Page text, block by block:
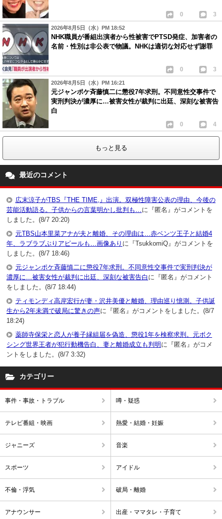
0 3
2026年8月5日（水）PM 18:52
NHK職員が番組出演者から性被害でPTSD発症、加害者の
名前・性別は非公表で物議。NHKは適切な対応せず謝罪
0 3
2026年8月5日（水）PM 16:21
元ジャンポケ斉藤慎二に懲役7年求刑。不同意性交事件で
実刑判決が濃厚に…被害女性が裁判に出廷、深刻な被害告
白
0 4
もっと見る
最近のコメント
広末涼子がTBS『THE TIME,』出演。双極性障害公表の理由、今後の
芸能活動語る。子供からの言葉明かし批判も… に『匿名』がコメントを
しました。(8/7 20:20)
元TBS山本里菜アナが夫と離婚、その理由は…赤ベンツ王子と結婚4
年、ラブラブぶりアピールも…画像あり に『TsukkomiQ』がコメントを
しました。(8/7 18:46)
元ジャンポケ斉藤慎二に懲役7年求刑。不同意性交事件で実刑判決が
濃厚に…被害女性が裁判に出廷、深刻な被害告白 に『匿名』がコメント
をしました。(8/7 18:44)
ティモンディ高岸宏行が妻・沢井美優と離婚、理由巡り憶測。子供誕
生から2年未満で破局に驚きの声に『匿名』がコメントをしました。(8/7
18:24)
薬師寺保栄と恋人が養子縁組届を偽造、懲役1年を検察求刑。元ボク
シング世界王者が犯行動機告白、妻と離婚成立も判明に『匿名』がコメ
ントをしました。(8/7 3:32)
カテゴリー
事件・事故・トラブル 噂・疑惑
テレビ番組・映画 熱愛・結婚・妊娠
ジャニーズ 音楽
スポーツ アイドル
不倫・浮気 破局・離婚
アナウンサー 出産・ママタレ・子育て